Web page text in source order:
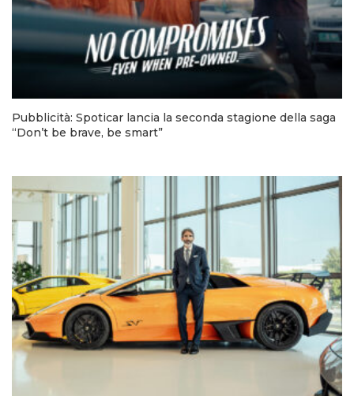
Pubblicità: Spoticar lancia la seconda stagione della saga
“Don’t be brave, be smart”